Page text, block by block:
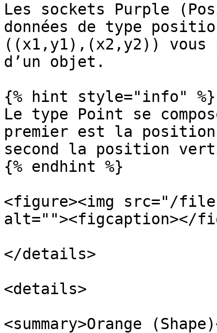
Les sockets Purple
données de type
((x1,y1),(x2,y2)) vous
d’un objet.
{% hint style="info" %}
Le type Point se
premier est la
second la position
{% endhint %}
<figure><img src="/files/
alt=""><figcaption></
</details>
<details>
<summary>Orange